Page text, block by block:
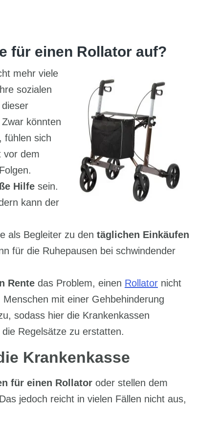
für einen Rollator auf?
mehr viele
sozialen
könnten
fühlen sich
vor dem
Hilfe sein.
kann der
als Begleiter zu den täglichen Einkäufen
für die Ruhepausen bei schwindender
Rente das Problem, einen Rollator nicht
mit einer Gehbehinderung
sodass hier die Krankenkassen
Regelsätze zu erstatten.
Krankenkasse
für einen Rollator oder stellen dem
jedoch reicht in vielen Fällen nicht aus,